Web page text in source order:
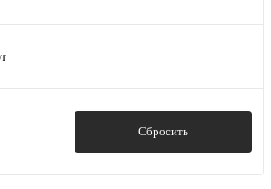
Сбросить